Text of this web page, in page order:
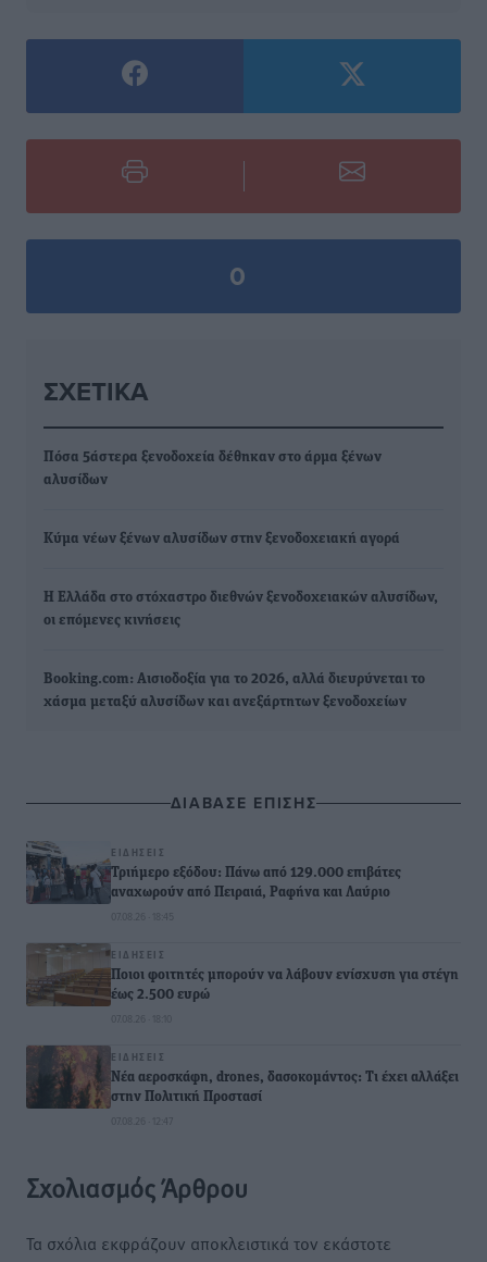
0
ΣΧΕΤΙΚΆ
Πόσα 5άστερα ξενοδοχεία δέθηκαν στο άρμα ξένων
αλυσίδων
Κύμα νέων ξένων αλυσίδων στην ξενοδοχειακή αγορά
Η Ελλάδα στο στόχαστρο διεθνών ξενοδοχειακών αλυσίδων,
οι επόμενες κινήσεις
Booking.com: Αισιοδοξία για το 2026, αλλά διευρύνεται το
χάσμα μεταξύ αλυσίδων και ανεξάρτητων ξενοδοχείων
ΔΙΑΒΑΣΕ ΕΠΙΣΗΣ
ΕΙΔΉΣΕΙΣ
Τριήμερο εξόδου: Πάνω από 129.000 επιβάτες
αναχωρούν από Πειραιά, Ραφήνα και Λαύριο
07.08.26 · 18:45
ΕΙΔΉΣΕΙΣ
Ποιοι φοιτητές μπορούν να λάβουν ενίσχυση για στέγη
έως 2.500 ευρώ
07.08.26 · 18:10
ΕΙΔΉΣΕΙΣ
Νέα αεροσκάφη, drones, δασοκομάντος: Τι έχει αλλάξει
στην Πολιτική Προστασί
07.08.26 · 12:47
Σχολιασμός Άρθρου
Τα σχόλια εκφράζουν αποκλειστικά τον εκάστοτε